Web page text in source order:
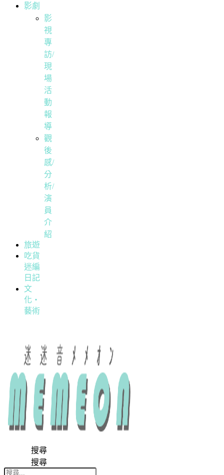
影劇
影
視
專
訪/
現
場
活
動
報
導
觀
後
感/
分
析/
演
員
介
紹
旅遊
吃貨
迷編
日記
文
化・
藝術
搜尋
搜尋